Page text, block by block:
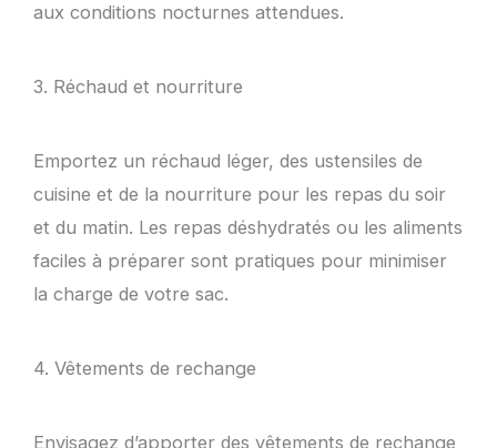
aux conditions nocturnes attendues.
3. Réchaud et nourriture
Emportez un réchaud léger, des ustensiles de
cuisine et de la nourriture pour les repas du soir
et du matin. Les repas déshydratés ou les aliments
faciles à préparer sont pratiques pour minimiser
la charge de votre sac.
4. Vêtements de rechange
Envisagez d’apporter des vêtements de rechange